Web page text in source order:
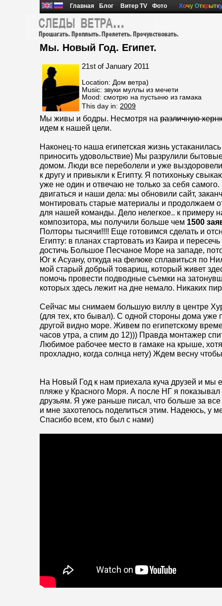
Главная Блог Витер TV Фото Хочу Открытк
Мы. Новый Год. Египет.
21st of January 2011
Location: Дом ветра)
Music: звуки муллы из мечети
Mood: смотрю на пустыню из гамака
This day in: 2009
Мы живы и бодры. Несмотря на различную
идем к нашей цели.
Наконец-то наша египетская жизнь
приносить удовольствие) Мы разрулили
домом. Люди все переболели и уже
к другу и привыкли к Египту. Я потихоньку
уже не один и отвечаю не только за себя
двигаться и наши дела: мы обновили сайт,
монтировать старые материалы и продолжаем
для нашей команды. Дело нелегкое.. к примеру
композитора, мы получили больше чем 1500
Полторы тысячи!!!! Еще готовимся сделать и
Египту: в планах стартовать из Каира и
достичь Большое Песчаное Море на западе,
Юг к Асуану, откуда на фелюке сплавиться по
мой старый добрый товарищ, который живет
помочь провести подводные съемки на
которых здесь лежит на дне немало. Никаких
Сейчас мы снимаем большую виллу в центре
(для тех, кто бывал). С одной стороны дома уже
другой видно море. Живем по египетскому
часов утра, а спим до 12))) Правда монтажер
Любимое рабочее место в гамаке на крыше,
прохладно, когда солнца нету) Ждем весну
На Новый Год к нам приехала куча друзей и мы
пляже у Красного Моря. А после НГ я
друзьям. Я уже раньше писал, что больше за
и мне захотелось поделиться этим. Надеюсь, у
Спасибо всем, кто был с нами)